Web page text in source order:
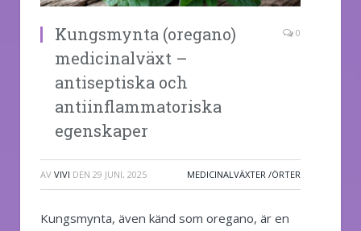
Kungsmynta (oregano)
medicinalväxt –
antiseptiska och
antiinflammatoriska
egenskaper
0
AV VIVI DEN 29 JUNI, 2025 MEDICINALVÄXTER /ÖRTER
Kungsmynta, även känd som oregano, är en